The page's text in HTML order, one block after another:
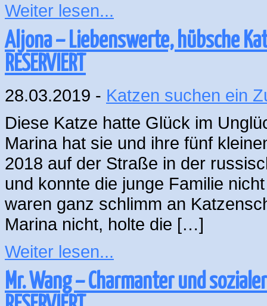
Weiter lesen...
Aljona – Liebenswerte, hübsche
RESERVIERT
28.03.2019 - Katzen suchen ein
Diese Katze hatte Glück im
Marina hat sie und ihre fünf
2018 auf der Straße in der
und konnte die junge Familie
waren ganz schlimm an
Marina nicht, holte die […]
Weiter lesen...
Mr. Wang – Charmanter und